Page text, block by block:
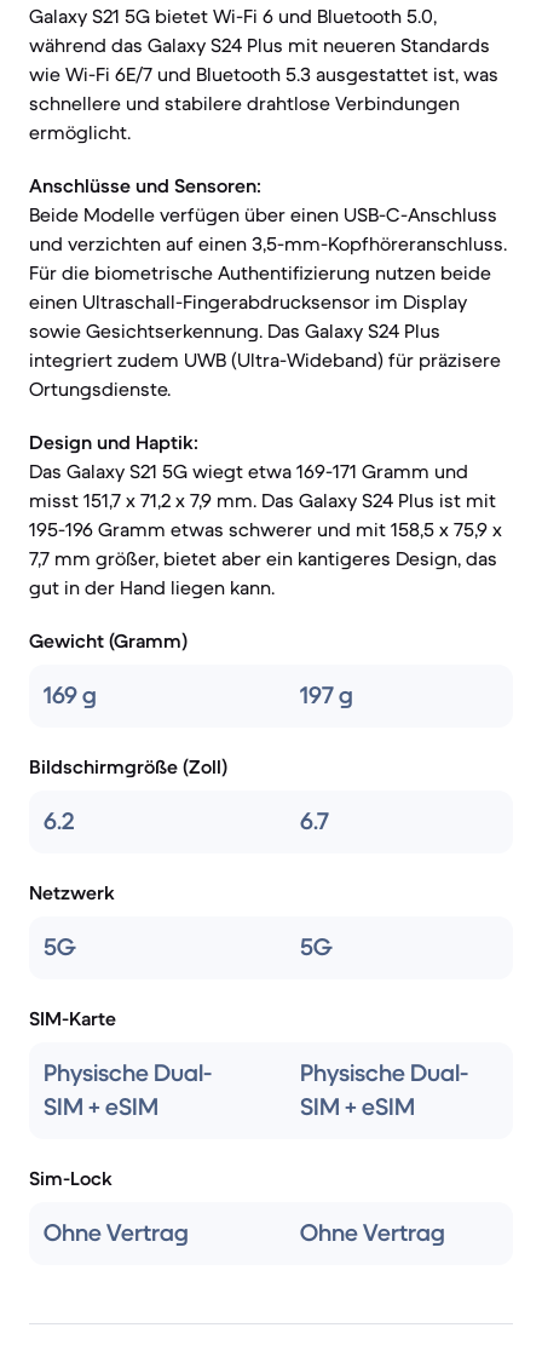
Galaxy S21 5G bietet Wi-Fi 6 und Bluetooth 5.0,
während das Galaxy S24 Plus mit neueren Standards
wie Wi-Fi 6E/7 und Bluetooth 5.3 ausgestattet ist, was
schnellere und stabilere drahtlose Verbindungen
ermöglicht.
Anschlüsse und Sensoren:
Beide Modelle verfügen über einen USB-C-Anschluss
und verzichten auf einen 3,5-mm-Kopfhöreranschluss.
Für die biometrische Authentifizierung nutzen beide
einen Ultraschall-Fingerabdrucksensor im Display
sowie Gesichtserkennung. Das Galaxy S24 Plus
integriert zudem UWB (Ultra-Wideband) für präzisere
Ortungsdienste.
Design und Haptik:
Das Galaxy S21 5G wiegt etwa 169-171 Gramm und
misst 151,7 x 71,2 x 7,9 mm. Das Galaxy S24 Plus ist mit
195-196 Gramm etwas schwerer und mit 158,5 x 75,9 x
7,7 mm größer, bietet aber ein kantigeres Design, das
gut in der Hand liegen kann.
Gewicht (Gramm)
169 g 197 g
Bildschirmgröße (Zoll)
6.2 6.7
Netzwerk
5G 5G
SIM-Karte
Physische Dual-
SIM + eSIM
Physische Dual-
SIM + eSIM
Sim-Lock
Ohne Vertrag Ohne Vertrag